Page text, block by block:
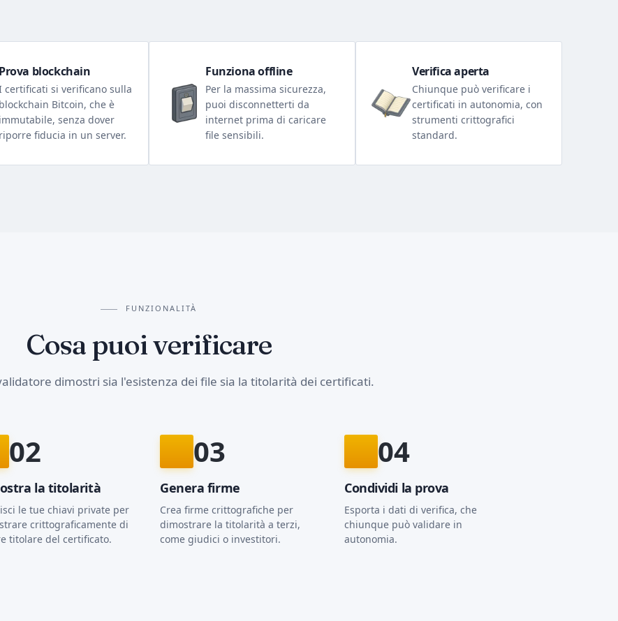
Prova blockchain
certificati si verificano sulla
blockchain Bitcoin, che è
immutabile, senza dover
riporre fiducia in un server.
Funziona offline
Per la massima sicurezza,
puoi disconnetterti da
internet prima di caricare
file sensibili.
Verifica aperta
Chiunque può verificare i
certificati in autonomia, con
strumenti crittografici
standard.
FUNZIONALITÀ
Cosa puoi verificare
dimostri sia l'esistenza dei file sia la titolarità dei certificati.
02
la titolarità
le tue chiavi private per
crittograficamente di
titolare del certificato.
03
Genera firme
Crea firme crittografiche per
dimostrare la titolarità a terzi,
come giudici o investitori.
04
Condividi la prova
Esporta i dati di verifica, che
chiunque può validare in
autonomia.